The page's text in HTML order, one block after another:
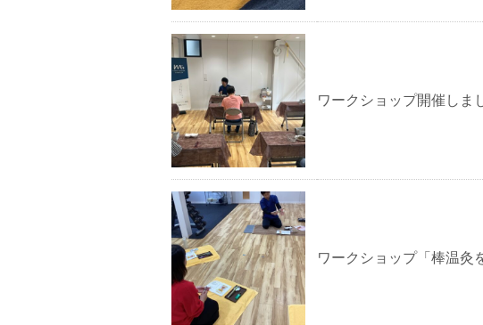
ワークショップ開催しま
ワークショップ「棒温灸